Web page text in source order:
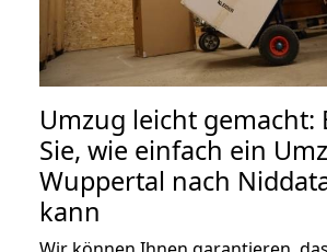
Umzug leicht gemacht:
Sie, wie einfach ein
Wuppertal nach
kann